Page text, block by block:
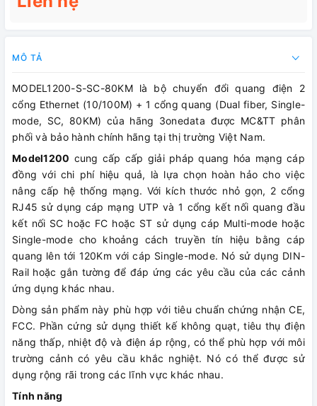
MÔ TẢ
MODEL1200-S-SC-80KM là bộ chuyển đổi quang điện 2
cổng Ethernet (10/100M) + 1 cổng quang (Dual fiber, Single-
mode, SC, 80KM) của hãng 3onedata được MC&TT phân
phối và bảo hành chính hãng tại thị trường Việt Nam.
Model1200 cung cấp cấp giải pháp quang hóa mạng cáp
đồng với chi phí hiệu quả, là lựa chọn hoàn hảo cho việc
nâng cấp hệ thống mạng. Với kích thước nhỏ gọn, 2 cổng
RJ45 sử dụng cáp mạng UTP và 1 cổng kết nối quang đầu
kết nối SC hoặc FC hoặc ST sử dụng cáp Multi-mode hoặc
Single-mode cho khoảng cách truyền tín hiệu bằng cáp
quang lên tới 120Km với cáp Single-mode. Nó sử dụng DIN-
Rail hoặc gắn tường để đáp ứng các yêu cầu của các cảnh
ứng dụng khác nhau.
Dòng sản phẩm này phù hợp với tiêu chuẩn chứng nhận CE,
FCC. Phần cứng sử dụng thiết kế không quạt, tiêu thụ điện
năng thấp, nhiệt độ và điện áp rộng, có thể phù hợp với môi
trường cảnh có yêu cầu khắc nghiệt. Nó có thể được sử
dụng rộng rãi trong các lĩnh vực khác nhau.
Tính năng